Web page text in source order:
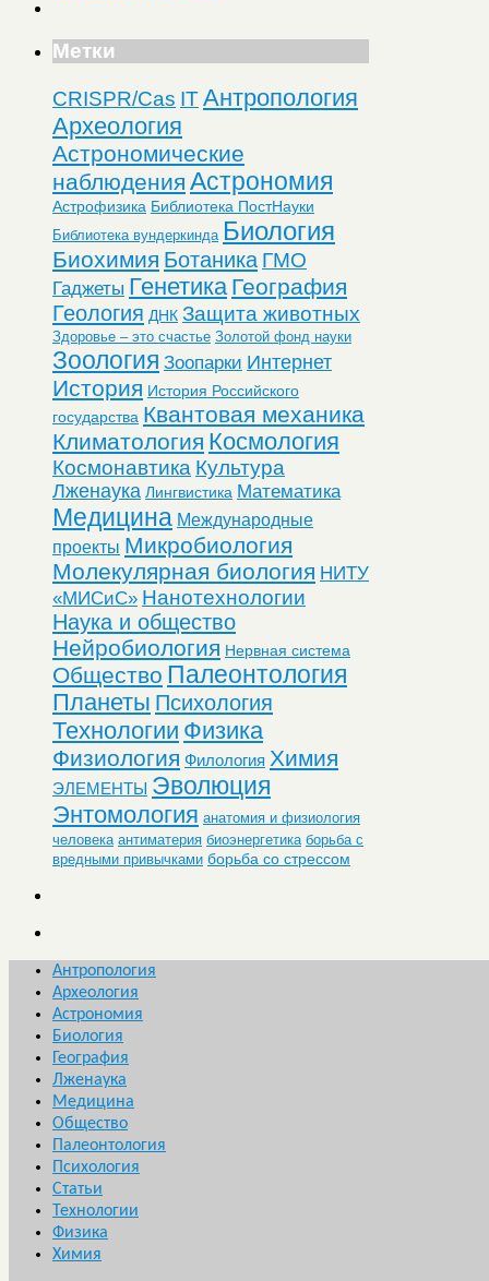
Метки
CRISPR/Cas ITАнтропология
Археология
Астрономические
наблюдения Астрономия
Астрофизика Библиотека ПостНауки
Библиотека вундеркинда Биология
Биохимия Ботаника ГМО
Гаджеты Генетика География
Геология ДНК Защита животных
Здоровье – это счастье Золотой фонд науки
Зоология Зоопарки Интернет
История История Российского
государства Квантовая механика
Климатология Космология
Космонавтика Культура
Лженаука Лингвистика Математика
Медицина Международные
проекты Микробиология
Молекулярная биология НИТУ
«МИСиС» Нанотехнологии
Наука и общество
Нейробиология Нервная система
Общество Палеонтология
Планеты Психология
Технологии Физика
Физиология Филология Химия
ЭЛЕМЕНТЫ Эволюция
Энтомология анатомия и физиология
человека антиматерия биоэнергетика борьба с
вредными привычками борьба со стрессом
Антропология
Археология
Астрономия
Биология
География
Лженаука
Медицина
Общество
Палеонтология
Психология
Статьи
Технологии
Физика
Химия